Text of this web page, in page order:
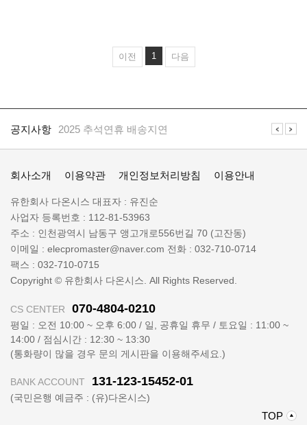
이전 1 다음
지
2025 추석연휴 배송지연
공지사항 2025 추석연휴 배송지연
공지사항 일렉프로는 수배전반 전기자재 전문 쇼핑몰 입니다
렉
로
정
회사소개 이용약관 개인정보처리방침 이용안내
회
사
명
:
유한회사 다온시스 대표자 : 유진순
사업자 등록번호 : 112-81-53963
주소 : 인천광역시 남동구 앵고개로556번길 70 (고잔동)
이메일 : elecpromaster@naver.com 전화 : 032-710-0714
팩스 : 032-710-0715
Copyright © 유한회사 다온시스. All Rights Reserved.
CS CENTER 070-4804-0210
평일 : 오전 10:00 ~ 오후 6:00 / 일, 공휴일 휴무 / 토요일 : 11:00 ~
14:00 / 점심시간 : 12:30 ~ 13:30
(통화량이 많을 경우 문의 게시판을 이용해주세요.)
BANK ACCOUNT 131-123-15452-01
(국민은행 예금주 : (유)다온시스)
TOP위